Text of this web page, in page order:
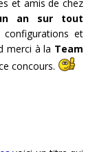
et amis de chez
an sur tout
configurations et
merci à la Team
concours.